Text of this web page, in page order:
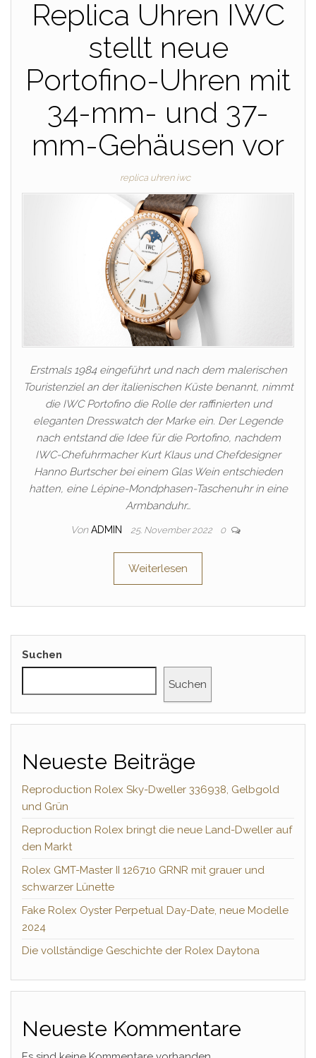
Replica Uhren IWC
stellt neue
Portofino-Uhren mit
34-mm- und 37-
mm-Gehäusen vor
replica uhren iwc
Erstmals 1984 eingeführt und nach dem malerischen
Touristenziel an der italienischen Küste benannt, nimmt
die IWC Portofino die Rolle der raffinierten und
eleganten Dresswatch der Marke ein. Der Legende
nach entstand die Idee für die Portofino, nachdem
IWC-Chefuhrmacher Kurt Klaus und Chefdesigner
Hanno Burtscher bei einem Glas Wein entschieden
hatten, eine Lépine-Mondphasen-Taschenuhr in eine
Armbanduhr…
Von ADMIN 25. November 2022 0
Weiterlesen
Suchen
Suchen
Neueste Beiträge
Reproduction Rolex Sky-Dweller 336938, Gelbgold
und Grün
Reproduction Rolex bringt die neue Land-Dweller auf
den Markt
Rolex GMT-Master II 126710 GRNR mit grauer und
schwarzer Lünette
Fake Rolex Oyster Perpetual Day-Date, neue Modelle
2024
Die vollständige Geschichte der Rolex Daytona
Neueste Kommentare